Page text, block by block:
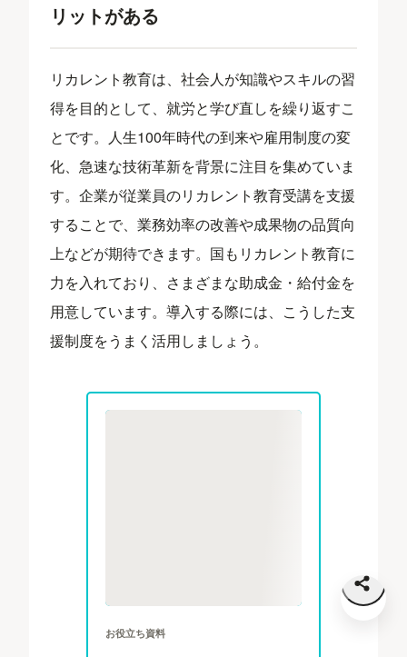
リットがある
リカレント教育は、社会人が知識やスキルの習
得を目的として、就労と学び直しを繰り返すこ
とです。人生100年時代の到来や雇用制度の変
化、急速な技術革新を背景に注目を集めていま
す。企業が従業員のリカレント教育受講を支援
することで、業務効率の改善や成果物の品質向
上などが期待できます。国もリカレント教育に
力を入れており、さまざまな助成金・給付金を
用意しています。導入する際には、こうした支
援制度をうまく活用しましょう。
お役立ち資料